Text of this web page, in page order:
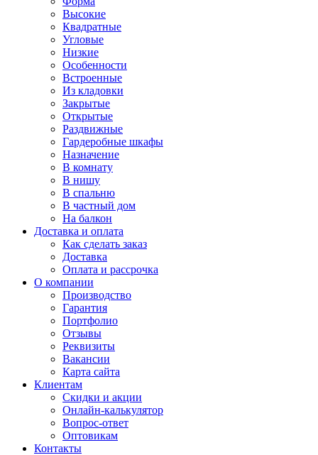
Высокие
Квадратные
Угловые
Низкие
Особенности
Встроенные
Из кладовки
Закрытые
Открытые
Раздвижные
Гардеробные шкафы
Назначение
В комнату
В нишу
В спальню
В частный дом
На балкон
Доставка и оплата
Как сделать заказ
Доставка
Оплата и рассрочка
О компании
Производство
Гарантия
Портфолио
Отзывы
Реквизиты
Вакансии
Карта сайта
Клиентам
Скидки и акции
Онлайн-калькулятор
Вопрос-ответ
Оптовикам
Контакты